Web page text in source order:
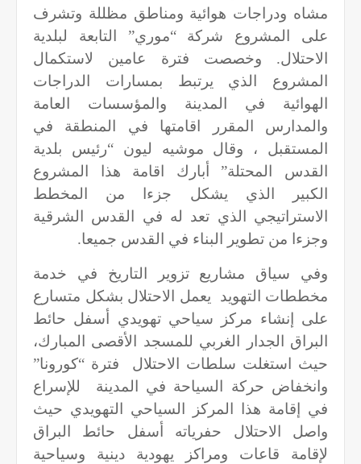
مشاه ودراجات هوائية ومناطق مظللة وتشرف
على المشروع شركة “موري” التابعة لبلدية
الاحتلال. وخصصت فترة عامين لاستكمال
المشروع الذي يرتبط بمسارات الدراجات
الهوائية في المدينة والمؤسسات العامة
والمدارس المقرر اقامتها في المنطقة في
المستقبل ، وقال موشيه ليون “رئيس بلدية
القدس المحتلة” أبارك اقامة هذا المشروع
الكبير الذي يشكل جزءا من المخطط
الاستراتيجي الذي تعد له في القدس الشرقية
وجزءا من تطوير البناء في القدس جميعا.
وفي سياق مشاريع تزوير التاريخ في خدمة
مخططات التهويد يعمل الاحتلال بشكل متسارع
على إنشاء مركز سياحي تهويدي أسفل حائط
البراق الجدار الغربي للمسجد الأقصى المبارك،
حيث استغلت سلطات الاحتلال فترة “كورونا”
وانخفاض حركة السياحة في المدينة للإسراع
في إقامة هذا المركز السياحي التهويدي حيث
واصل الاحتلال حفرياته أسفل حائط البراق
لإقامة قاعات ومراكز يهودية دينية وسياحية